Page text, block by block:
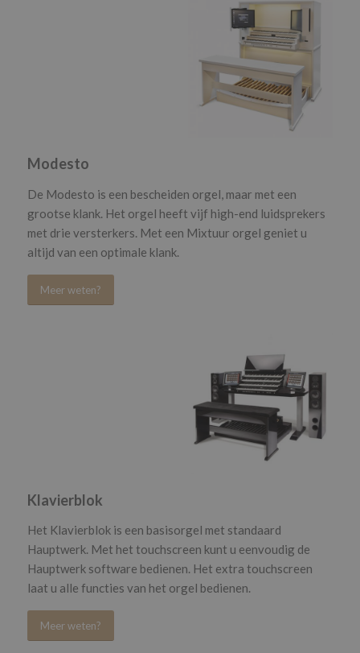
Modesto
De Modesto is een bescheiden orgel, maar met een
grootse klank. Het orgel heeft vijf high-end luidsprekers
met drie versterkers. Met een Mixtuur orgel geniet u
altijd van een optimale klank.
Meer weten?
Klavierblok
Het Klavierblok is een basisorgel met standaard
Hauptwerk. Met het touchscreen kunt u eenvoudig de
Hauptwerk software bedienen. Het extra touchscreen
laat u alle functies van het orgel bedienen.
Meer weten?